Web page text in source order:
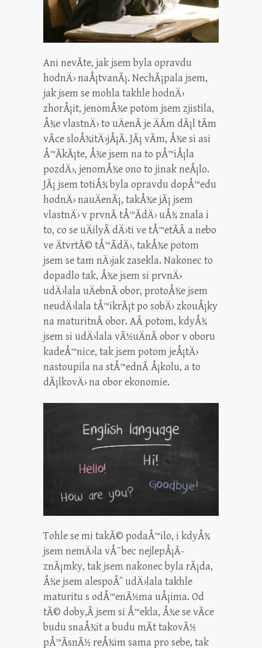
Ani nevÃ­te, jak jsem byla opravdu
hodnÄ› naÅ¡tvanÃ¡. NechÃ¡pala jsem,
jak jsem se mohla takhle hodnÄ›
zhorÅ¡it, jenomÅ¾e potom jsem zjistila,
Å¾e vlastnÄ› to uÄenÃ­ je ÄÃ­m dÃ¡l tÃ­m
vÃ­ce sloÅ¾itÄ›jÅ¡Ã­. JÃ¡ vÃ­m, Å¾e si asi
Å™Ã­kÃ¡te, Å¾e jsem na to pÅ™iÅ¡la
pozdÄ›, jenomÅ¾e ono to jinak neÅ¡lo.
JÃ¡ jsem totiÅ¾ byla opravdu dopÅ™edu
hodnÄ› nauÄenÃ¡, takÅ¾e jÃ¡ jsem
vlastnÄ› v prvnÃ­ tÅ™Ã­dÄ› uÅ¾ znala i
to, co se uÄilyÂ dÄ›ti ve tÅ™etÃ­Â a nebo
ve ÄtvrtÃ© tÅ™Ã­dÄ›, takÅ¾e potom
jsem se tam nÄ›jak zasekla. Nakonec to
dopadlo tak, Å¾e jsem si prvnÄ›
udÄ›lala uÄebnÃ­ obor, protoÅ¾e jsem
neudÄ›lala tÅ™ikrÃ¡t po sobÄ› zkouÅ¡ky
na maturitnÃ­ obor. AÂ potom, kdyÅ¾
jsem si udÄ›lala vÃ½uÄnÃ­ obor v oboru
kadeÅ™nice, tak jsem potom jeÅ¡tÄ›
nastoupila na stÅ™ednÃ­ Å¡kolu, a to
dÃ¡lkovÄ› na obor ekonomie.
Tohle se mi takÃ© podaÅ™ilo, i kdyÅ¾
jsem nemÄ›la vÅ¯bec nejlepÅ¡Ã­
znÃ¡mky, tak jsem nakonec byla rÃ¡da,
Å¾e jsem alespoÅˆ udÄ›lala takhle
maturitu s odÅ™enÃ½ma uÅ¡ima. Od
tÃ© doby,Â jsem si Å™ekla, Å¾e se vÃ­ce
budu snaÅ¾it a budu mÃ­t takovÃ½
pÅ™Ã­snÃ½ reÅ¾im sama pro sebe, tak